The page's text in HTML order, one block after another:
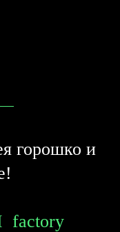
горошко и
factory